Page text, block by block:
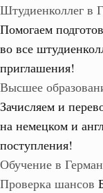
Штудиенколлег в
Помогаем
во все
приглашения!
Высшее
Зачисляем и
на немецком и
поступления!
Обучение в
Проверка шансов